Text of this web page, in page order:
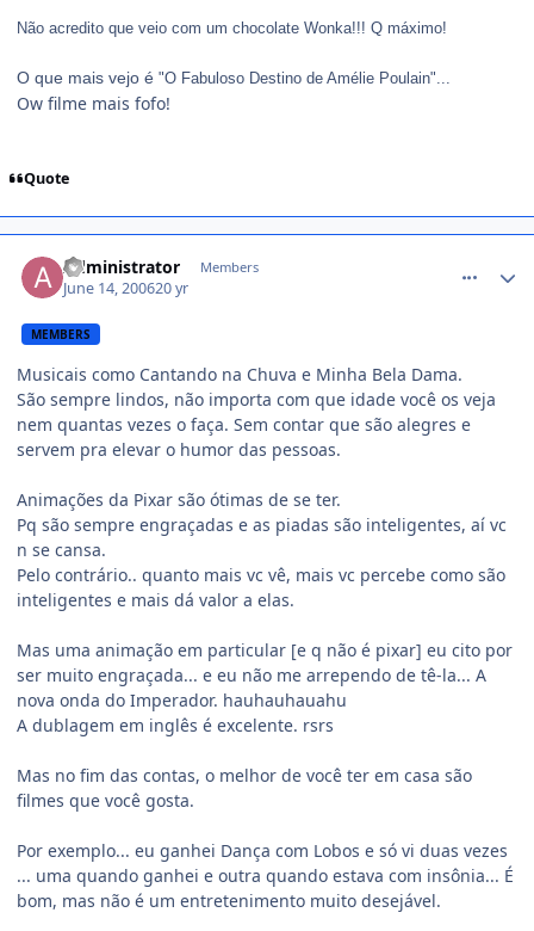
Não acredito que veio com um chocolate Wonka!!! Q máximo!
O que mais vejo é "O Fabuloso Destino de Amélie Poulain"
Ow filme mais fofo!
Quote
Administrator Members
June 14, 200620 yr
MEMBERS
Musicais como Cantando na Chuva e Minha Bela Dama.
São sempre lindos, não importa com que idade você os veja
nem quantas vezes o faça. Sem contar que são alegres e
servem pra elevar o humor das pessoas.
Animações da Pixar são ótimas de se ter.
Pq são sempre engraçadas e as piadas são inteligentes, aí vc
n se cansa.
Pelo contrário.. quanto mais vc vê, mais vc percebe como são
inteligentes e mais dá valor a elas.
Mas uma animação em particular [e q não é pixar] eu cito por
ser muito engraçada... e eu não me arrependo de tê-la... A
nova onda do Imperador. hauhauhauahu
A dublagem em inglês é excelente. rsrs
Mas no fim das contas, o melhor de você ter em casa são
filmes que você gosta.
Por exemplo... eu ganhei Dança com Lobos e só vi duas vezes
... uma quando ganhei e outra quando estava com insônia... É
bom, mas não é um entretenimento muito desejável.